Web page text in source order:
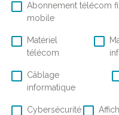
Abonnement télécom
mobile
Matériel
télécom
Câblage
informatique
Cybersécurité